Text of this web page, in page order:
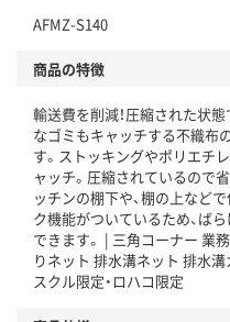
この商品の環境配慮ポイント
アスクル商品環境スコア詳細
AFMZ-S140
商品の特徴
輸送費を削減！圧縮された状
なゴミもキャッチする不織布
す。ストッキングやポリエチ
ャッチ。圧縮されているので
ッチンの棚下や、棚の上など
ク機能がついているため、ば
できます。 | 三角コーナー 業
りネット 排水溝ネット 排水
スクル限定・ロハコ限定